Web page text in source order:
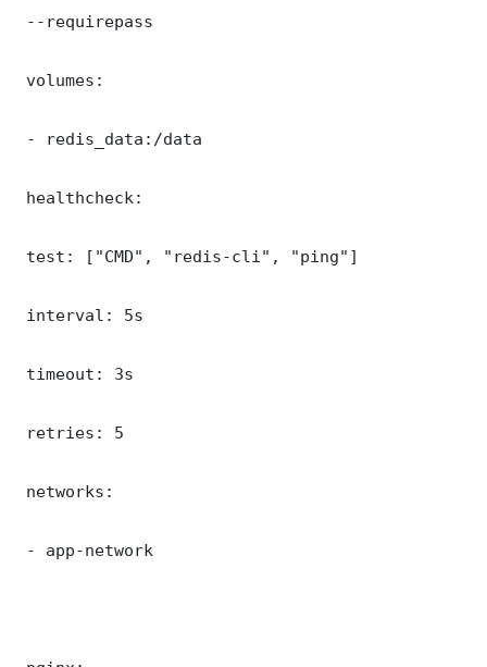
--requirepass
volumes:
- redis_data:/data
healthcheck:
test: ["CMD", "redis-cli", "ping"]
interval: 5s
timeout: 3s
retries: 5
networks:
- app-network